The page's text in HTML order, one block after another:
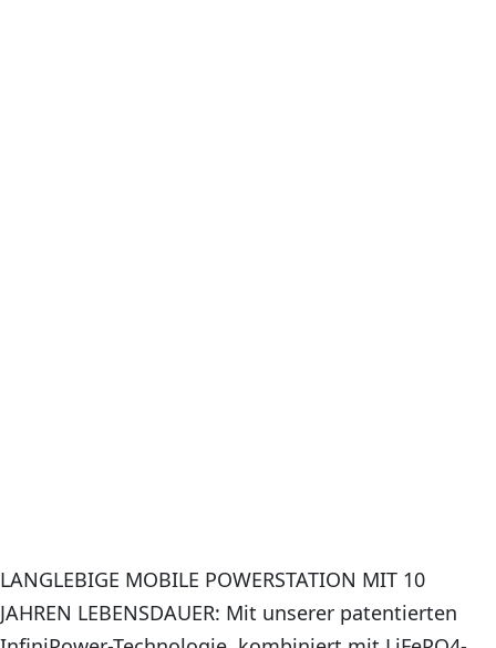
LANGLEBIGE MOBILE POWERSTATION MIT 10
JAHREN LEBENSDAUER: Mit unserer patentierten